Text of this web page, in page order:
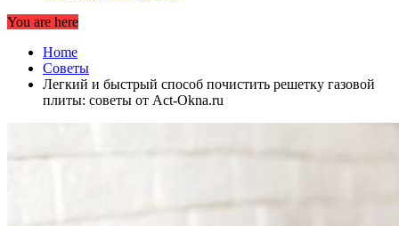
You are here
Home
Советы
Легкий и быстрый способ почистить решетку газовой
плиты: советы от Act-Okna.ru